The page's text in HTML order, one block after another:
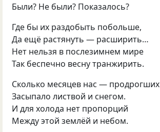
Были? Не были? Показалось?
Где бы их раздобыть побольше,
Да ещё растянуть — расширить…
Нет нельзя в послезимнем мире
Так беспечно весну транжирить.
Сколько месяцев нас — продрогших
Засыпало листвой и снегом.
И для холода нет пропорций
Между этой землёй и небом.